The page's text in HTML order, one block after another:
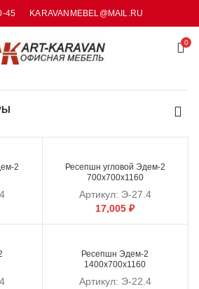
45 KARAVANMEBEL@MAIL.RU
0
2
Ресепшн угловой Эдем-2
700х700х1160
Артикул: Э-27.4
17,005₽
Ресепшн Эдем-2
1400х700х1160
Артикул: Э-22.4